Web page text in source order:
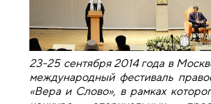
23-25 сентября 2014 года в
международный фестиваль
«Вера и Слово», в рамках